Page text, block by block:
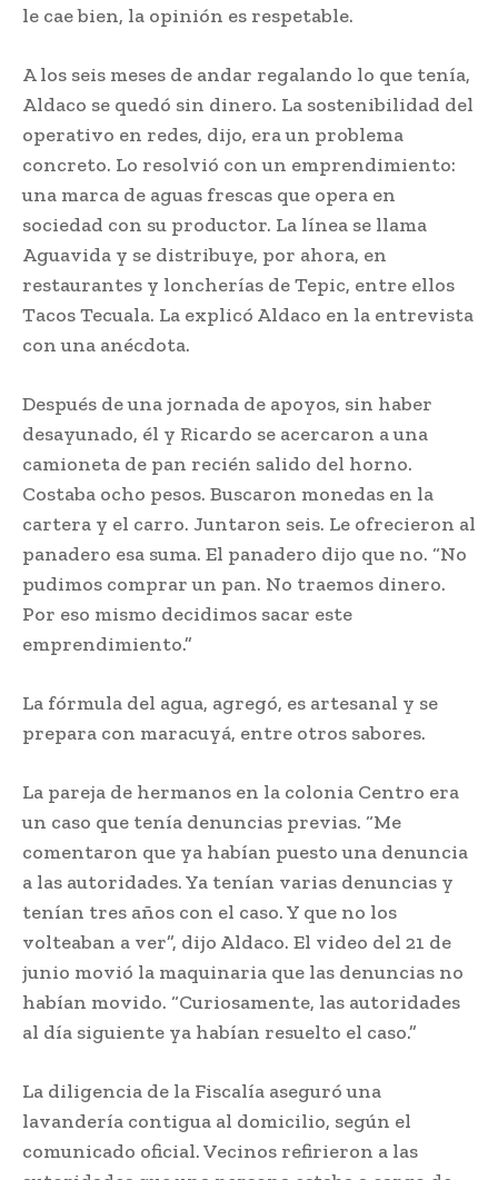
le cae bien, la opinión es respetable.
A los seis meses de andar regalando lo que tenía,
Aldaco se quedó sin dinero. La sostenibilidad del
operativo en redes, dijo, era un problema
concreto. Lo resolvió con un emprendimiento:
una marca de aguas frescas que opera en
sociedad con su productor. La línea se llama
Aguavida y se distribuye, por ahora, en
restaurantes y loncherías de Tepic, entre ellos
Tacos Tecuala. La explicó Aldaco en la entrevista
con una anécdota.
Después de una jornada de apoyos, sin haber
desayunado, él y Ricardo se acercaron a una
camioneta de pan recién salido del horno.
Costaba ocho pesos. Buscaron monedas en la
cartera y el carro. Juntaron seis. Le ofrecieron al
panadero esa suma. El panadero dijo que no. “No
pudimos comprar un pan. No traemos dinero.
Por eso mismo decidimos sacar este
emprendimiento.”
La fórmula del agua, agregó, es artesanal y se
prepara con maracuyá, entre otros sabores.
La pareja de hermanos en la colonia Centro era
un caso que tenía denuncias previas. “Me
comentaron que ya habían puesto una denuncia
a las autoridades. Ya tenían varias denuncias y
tenían tres años con el caso. Y que no los
volteaban a ver”, dijo Aldaco. El video del 21 de
junio movió la maquinaria que las denuncias no
habían movido. “Curiosamente, las autoridades
al día siguiente ya habían resuelto el caso.”
La diligencia de la Fiscalía aseguró una
lavandería contigua al domicilio, según el
comunicado oficial. Vecinos refirieron a las